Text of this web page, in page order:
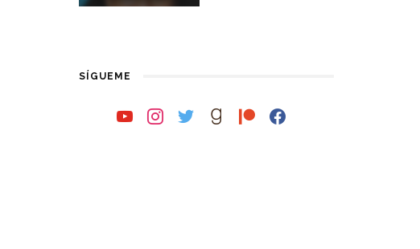
SÍGUEME
youtubeinstagramtwittergoodreads
patreonfacebook